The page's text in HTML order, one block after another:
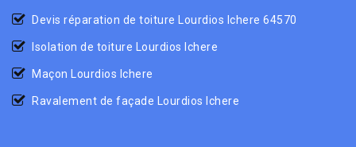
Devis réparation de toiture Lourdios Ichere 64570
Isolation de toiture Lourdios Ichere
Maçon Lourdios Ichere
Ravalement de façade Lourdios Ichere